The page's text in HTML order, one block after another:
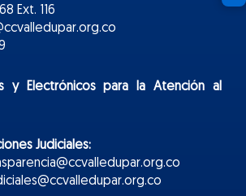
Ext. 116
yElectrónicospara la Atención al
Judiciales: